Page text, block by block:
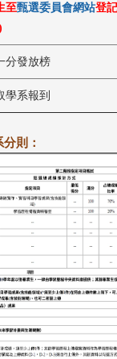
至甄選委員會網站登
分發放榜
學系報到
則：